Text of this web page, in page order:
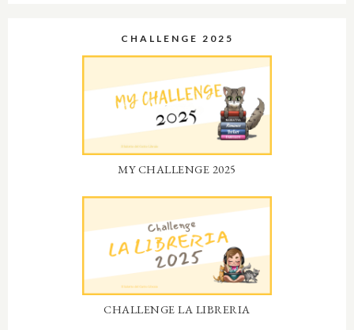
CHALLENGE 2025
MY CHALLENGE 2025
CHALLENGE LA LIBRERIA